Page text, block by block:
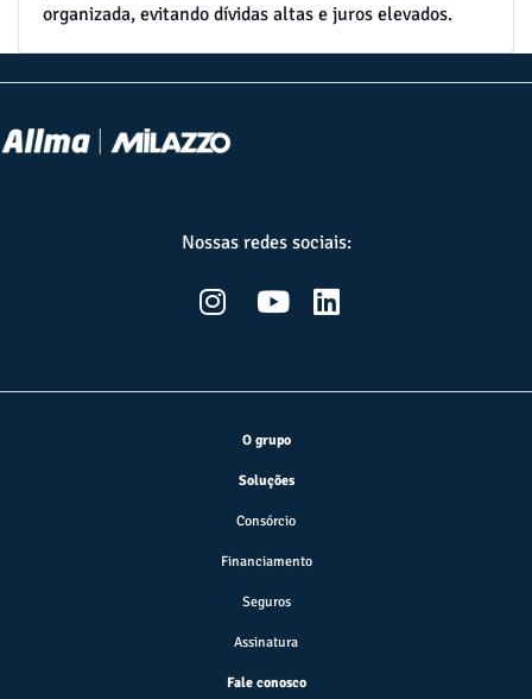
organizada, evitando dívidas altas e juros elevados.
Nossas redes sociais:
O grupo
Soluções
Consórcio
Financiamento
Seguros
Assinatura
Fale conosco